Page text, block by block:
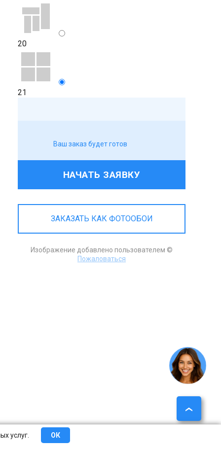
услуг. ОК
20
21
Ваш заказ будет готов
НАЧАТЬ ЗАЯВКУ
ЗАКАЗАТЬ КАК ФОТООБОИ
Изображение добавлено пользователем ©
Пожаловаться